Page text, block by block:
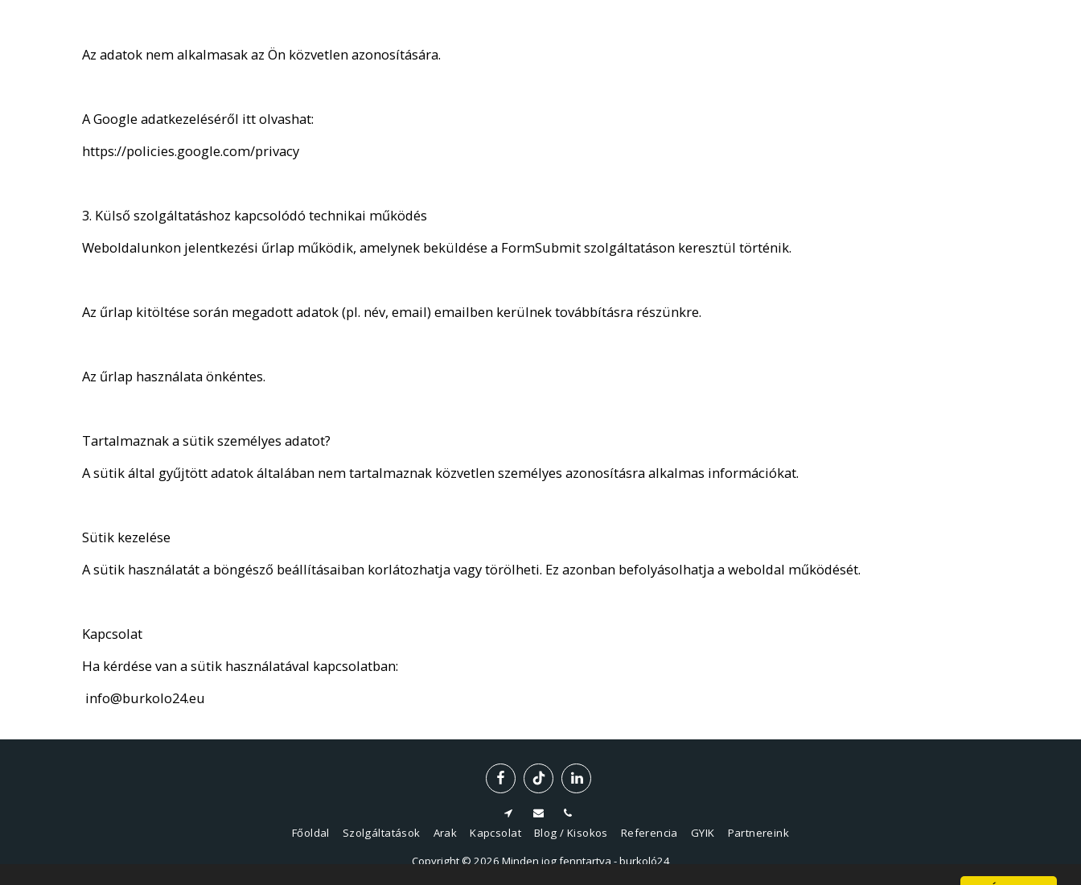
Az adatok nem alkalmasak az Ön közvetlen azonosítására.
A Google adatkezeléséről itt olvashat:
https://policies.google.com/privacy
3. Külső szolgáltatáshoz kapcsolódó technikai működés
Weboldalunkon jelentkezési űrlap működik, amelynek beküldése a FormSubmit szolgáltatáson keresztül történik.
Az űrlap kitöltése során megadott adatok (pl. név, email) emailben kerülnek továbbításra részünkre.
Az űrlap használata önkéntes.
Tartalmaznak a sütik személyes adatot?
A sütik által gyűjtött adatok általában nem tartalmaznak közvetlen személyes azonosításra alkalmas információkat.
Sütik kezelése
A sütik használatát a böngésző beállításaiban korlátozhatja vagy törölheti. Ez azonban befolyásolhatja a weboldal működését.
Kapcsolat
Ha kérdése van a sütik használatával kapcsolatban:
info@burkolo24.eu
Főoldal Szolgáltatások Arak Kapcsolat Blog / Kisokos Referencia GYIK
Partnereink
Copyright © 2026 Minden jog fenntartva -burkoló24